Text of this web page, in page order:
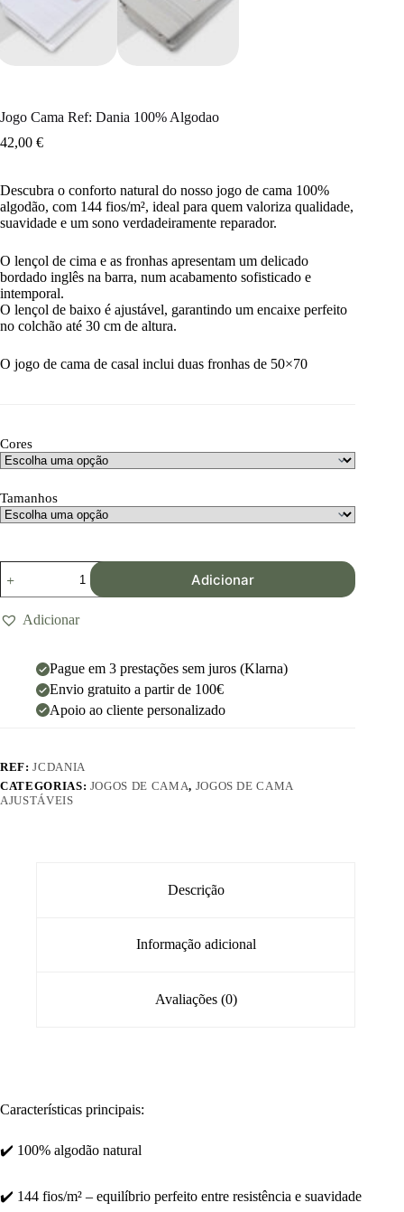
Jogo Cama Ref: Dania 100% Algodao
42,00 €
Descubra o conforto natural do nosso jogo de cama 100%
algodão, com 144 fios/m², ideal para quem valoriza qualidade,
suavidade e um sono verdadeiramente reparador.
O lençol de cima e as fronhas apresentam um delicado
bordado inglês na barra, num acabamento sofisticado e
intemporal.
O lençol de baixo é ajustável, garantindo um encaixe perfeito
no colchão até 30 cm de altura.
O jogo de cama de casal inclui duas fronhas de 50×70
Cores
Tamanhos
Adicionar
Adicionar
Pague em 3 prestações sem juros (Klarna)
Envio gratuito a partir de 100€
Apoio ao cliente personalizado
REF:JCDANIA
CATEGORIAS: JOGOS DE CAMA, JOGOS DE CAMA
AJUSTÁVEIS
Descrição
Informação adicional
Avaliações (0)
Características principais:
✔️ 100% algodão natural
✔️ 144 fios/m² – equilíbrio perfeito entre resistência e suavidade